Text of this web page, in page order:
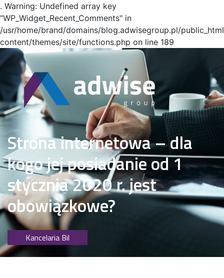
. Warning: Undefined array key
"WP_Widget_Recent_Comments" in
/usr/home/brand/domains/blog.adwisegroup.pl/
content/themes/site/functions.php on line 189
Strona internetowa – dla
kogo jej posiadanie od 1
stycznia 2020 r. jest
obowiązkowe?
Kancelaria Bil